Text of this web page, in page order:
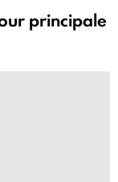
principale